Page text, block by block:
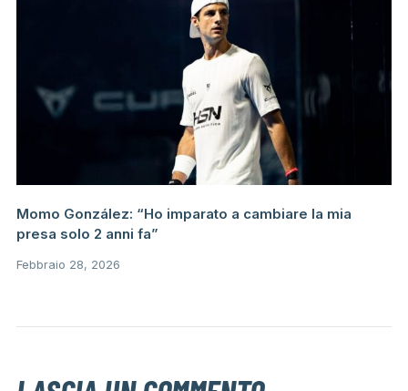
Momo González: “Ho imparato a cambiare la mia
presa solo 2 anni fa”
Febbraio 28, 2026